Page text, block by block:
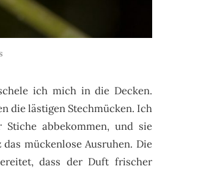
ich mich in die Decken.
die lästigen Stechmücken. Ich
abbekommen, und sie
mückenlose Ausruhen. Die
dass der Duft frischer